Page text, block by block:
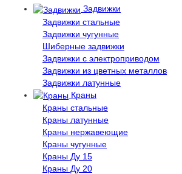
Задвижки
Задвижки стальные
Задвижки чугунные
Шиберные задвижки
Задвижки с электроприводом
Задвижки из цветных металлов
Задвижки латунные
Краны
Краны стальные
Краны латунные
Краны нержавеющие
Краны чугунные
Краны Ду 15
Краны Ду 20